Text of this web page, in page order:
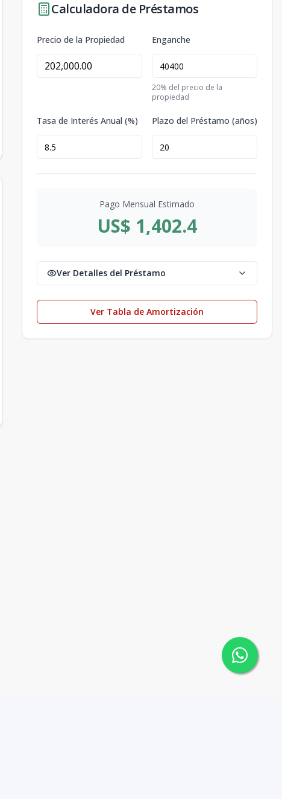
Calculadora de Préstamos
Precio de la Propiedad Enganche
20% del precio de la
propiedad
Tasa de Interés Anual (%) Plazo del Préstamo (años)
Pago Mensual Estimado
US$ 1,402.4
Ver Detalles del Préstamo
Ver Tabla de Amortización